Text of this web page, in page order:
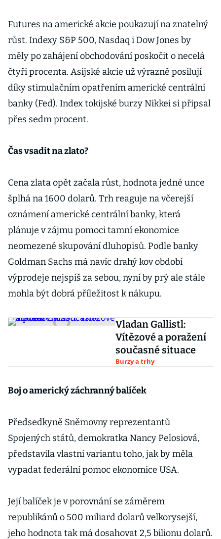
Futures na americké akcie poukazují na znatelný
růst. Indexy S&P 500, Nasdaq i Dow Jones by
měly po zahájení obchodování poskočit o necelá
čtyři procenta. Asijské akcie už výrazně posilují
díky stimulačním opatřením americké centrální
banky (Fed). Index tokijské burzy Nikkei si připsal
přes sedm procent.
Čas vsadit na zlato?
Cena zlata opět začala růst, hodnota jedné unce
šplhá na 1600 dolarů. Trh reaguje na včerejší
oznámení americké centrální banky, která
plánuje v zájmu pomoci tamní ekonomice
neomezené skupování dluhopisů. Podle banky
Goldman Sachs má navíc drahý kov období
výprodeje nejspíš za sebou, nyní by prý ale stále
mohla být dobrá příležitost k nákupu.
Vladan Gallistl:
Vítězové a poražení
současné situace
Burzy a trhy
Boj o americký záchranný balíček
Předsedkyně Sněmovny reprezentantů
Spojených států, demokratka Nancy Pelosiová,
představila vlastní variantu toho, jak by měla
vypadat federální pomoc ekonomice USA.
Její balíček je v porovnání se záměrem
republikánů o 500 miliard dolarů velkorysejší,
jeho hodnota tak má dosahovat 2,5 bilionu dolarů.